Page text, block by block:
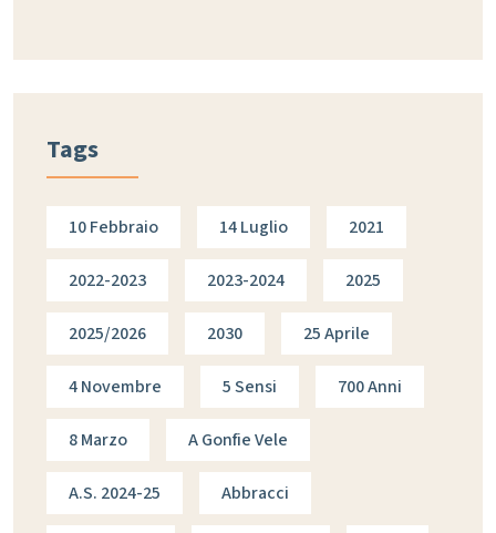
Tags
10 Febbraio 14 Luglio 2021
2022-2023 2023-2024 2025
2025/2026 2030 25 Aprile
4 Novembre 5 Sensi 700 Anni
8 Marzo A Gonfie Vele
A.s. 2024-25 Abbracci